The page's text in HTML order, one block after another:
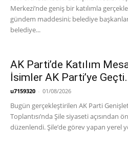
Merkezi’nde geniş bir katılımla
gündem maddesini; belediye
belediye...
AK Parti’de Katılım
İsimler AK Parti’ye
u7159320 - 01/08/2026
Bugün gerçekleştirilen AK Parti
Toplantısı’nda Şile siyaseti açısından
düzenlendi. Şile’de görev yapan yerel